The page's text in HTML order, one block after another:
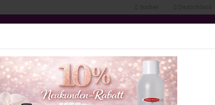
FLÜSSIGKEITEN KOSMETIK GERÄTE & ZUBEHÖR